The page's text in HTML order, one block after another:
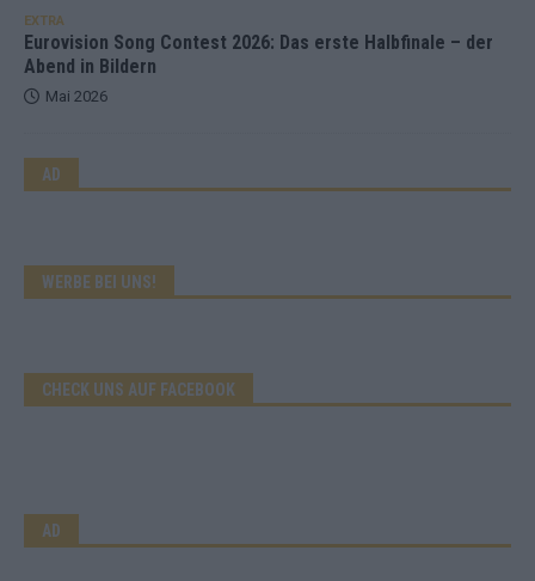
EXTRA
Eurovision Song Contest 2026: Das erste Halbfinale – der
Abend in Bildern
Mai 2026
AD
WERBE BEI UNS!
CHECK UNS AUF FACEBOOK
AD